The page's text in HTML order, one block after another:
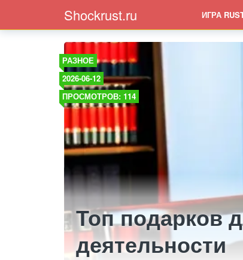
Shockrust.ru ИГРА
РАЗНОЕ
2026-06-12
ПРОСМОТРОВ: 114
Топ подарков
деятельности